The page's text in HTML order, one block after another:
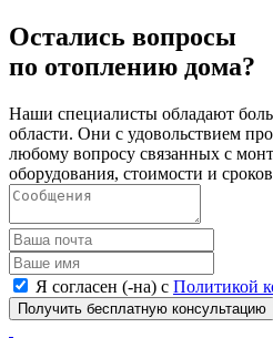
Остались вопросы
по отоплению дома?
Наши специалисты обладают
области. Они с удовольствием
любому вопросу связанных с
оборудования, стоимости и
Я согласен (-на) с Политикой
Получить бесплатную консультацию